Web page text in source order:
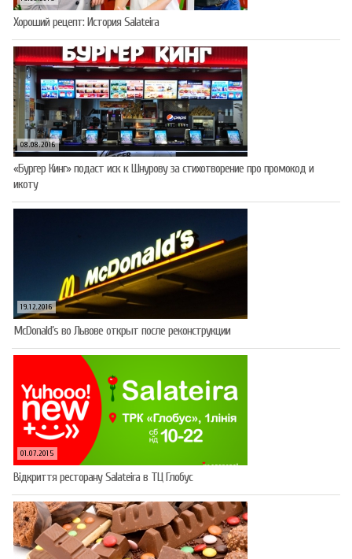
Хороший рецепт: История Salateira
08.08.2016
«Бургер Кинг» подаст иск к Шнурову за стихотворение про промокод и
икоту
19.12.2016
McDonald’s во Львове открыт после реконструкции
01.07.2015
Відкриття ресторану Salateirа в ТЦ Глобус